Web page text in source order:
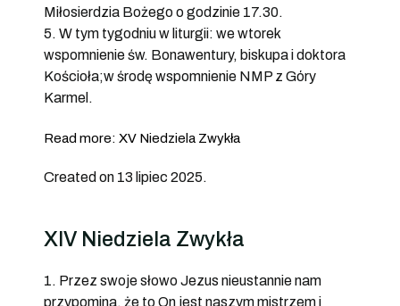
Miłosierdzia Bożego o godzinie 17.30.
5. W tym tygodniu w liturgii: we wtorek
wspomnienie św. Bonawentury, biskupa i doktora
Kościoła;w środę wspomnienie NMP z Góry
Karmel.
Read more: XV Niedziela Zwykła
Created on 13 lipiec 2025.
XIV Niedziela Zwykła
1. Przez swoje słowo Jezus nieustannie nam
przypomina, że to On jest naszym mistrzem i